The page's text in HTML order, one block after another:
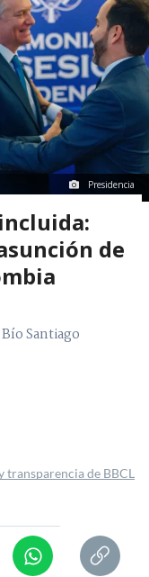
Presidencia
de
Santiago
transparencia de BBCL